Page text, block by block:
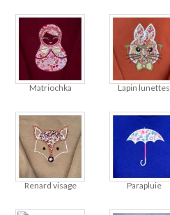
Matriochka Lapin lunettes
Renard visage Parapluie